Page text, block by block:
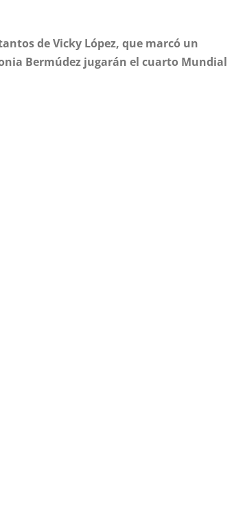
de Vicky López, que marcó un
Bermúdez jugarán el cuarto Mundial